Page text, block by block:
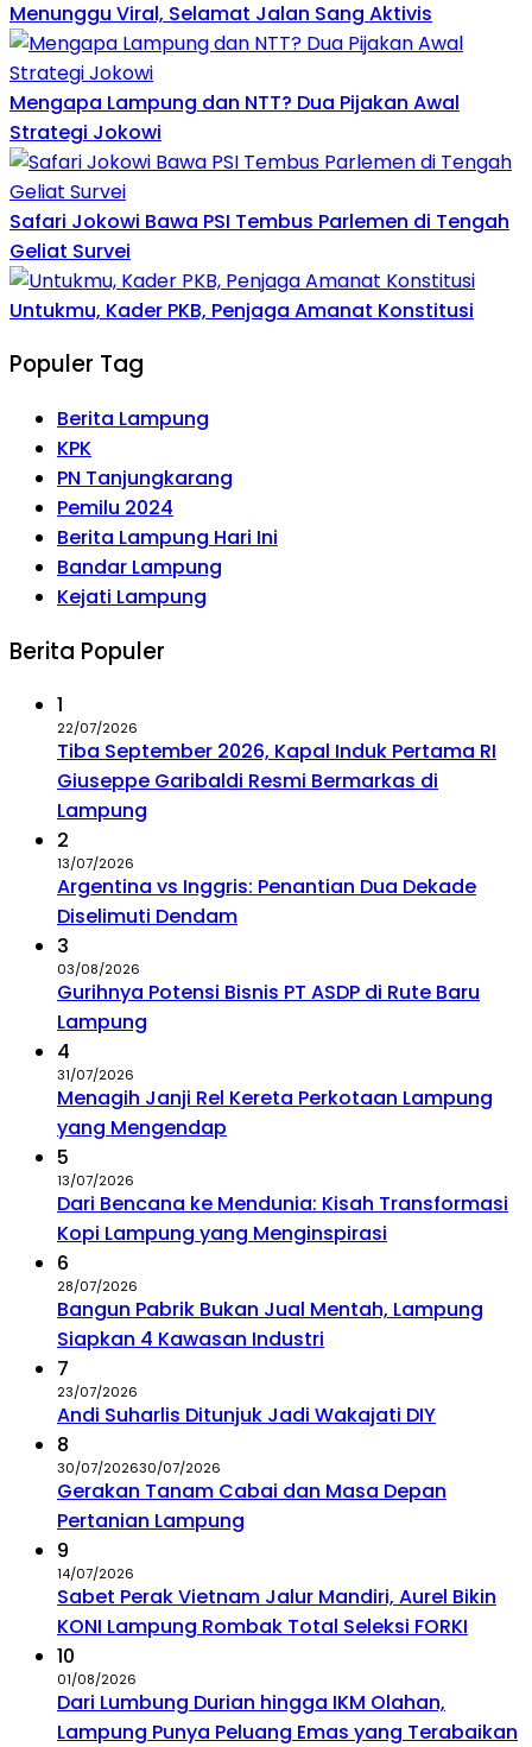
Menunggu Viral, Selamat Jalan Sang Aktivis
Mengapa Lampung dan NTT? Dua Pijakan Awal
Strategi Jokowi
Safari Jokowi Bawa PSI Tembus Parlemen di Tengah
Geliat Survei
Untukmu, Kader PKB, Penjaga Amanat Konstitusi
Populer Tag
Berita Lampung
KPK
PN Tanjungkarang
Pemilu 2024
Berita Lampung Hari Ini
Bandar Lampung
Kejati Lampung
Berita Populer
1
22/07/2026
Tiba September 2026, Kapal Induk Pertama RI
Giuseppe Garibaldi Resmi Bermarkas di
Lampung
2
13/07/2026
Argentina vs Inggris: Penantian Dua Dekade
Diselimuti Dendam
3
03/08/2026
Gurihnya Potensi Bisnis PT ASDP di Rute Baru
Lampung
4
31/07/2026
Menagih Janji Rel Kereta Perkotaan Lampung
yang Mengendap
5
13/07/2026
Dari Bencana ke Mendunia: Kisah Transformasi
Kopi Lampung yang Menginspirasi
6
28/07/2026
Bangun Pabrik Bukan Jual Mentah, Lampung
Siapkan 4 Kawasan Industri
7
23/07/2026
Andi Suharlis Ditunjuk Jadi Wakajati DIY
8
30/07/202630/07/2026
Gerakan Tanam Cabai dan Masa Depan
Pertanian Lampung
9
14/07/2026
Sabet Perak Vietnam Jalur Mandiri, Aurel Bikin
KONI Lampung Rombak Total Seleksi FORKI
10
01/08/2026
Dari Lumbung Durian hingga IKM Olahan,
Lampung Punya Peluang Emas yang Terabaikan